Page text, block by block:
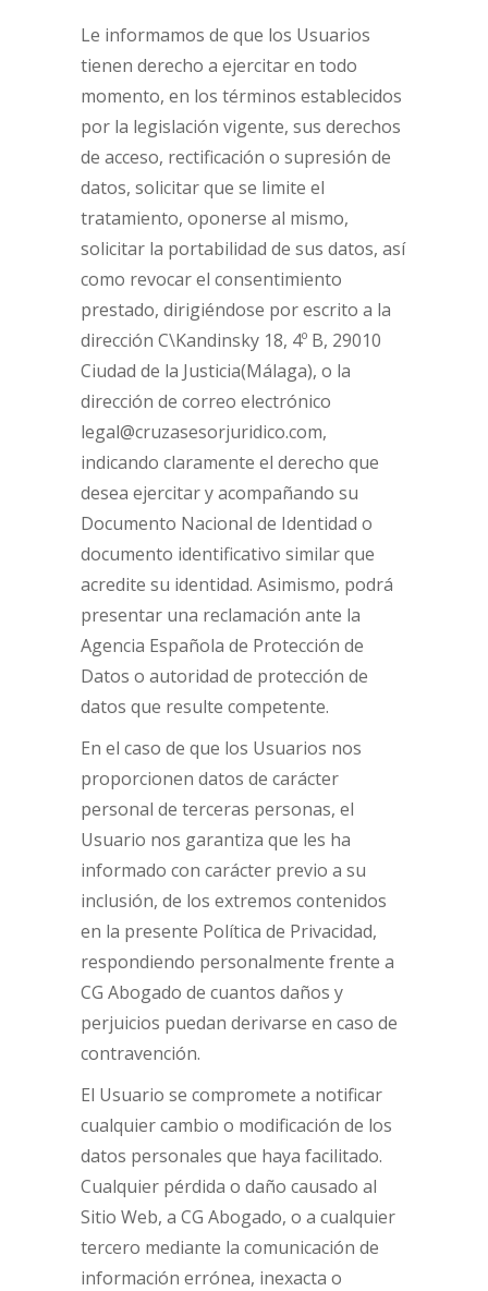
Le informamos de que los Usuarios
tienen derecho a ejercitar en todo
momento, en los términos establecidos
por la legislación vigente, sus derechos
de acceso, rectificación o supresión de
datos, solicitar que se limite el
tratamiento, oponerse al mismo,
solicitar la portabilidad de sus datos, así
como revocar el consentimiento
prestado, dirigiéndose por escrito a la
dirección C\Kandinsky 18, 4º B, 29010
Ciudad de la Justicia(Málaga), o la
dirección de correo electrónico
legal@cruzasesorjuridico.com,
indicando claramente el derecho que
desea ejercitar y acompañando su
Documento Nacional de Identidad o
documento identificativo similar que
acredite su identidad. Asimismo, podrá
presentar una reclamación ante la
Agencia Española de Protección de
Datos o autoridad de protección de
datos que resulte competente.
En el caso de que los Usuarios nos
proporcionen datos de carácter
personal de terceras personas, el
Usuario nos garantiza que les ha
informado con carácter previo a su
inclusión, de los extremos contenidos
en la presente Política de Privacidad,
respondiendo personalmente frente a
CG Abogado de cuantos daños y
perjuicios puedan derivarse en caso de
contravención.
El Usuario se compromete a notificar
cualquier cambio o modificación de los
datos personales que haya facilitado.
Cualquier pérdida o daño causado al
Sitio Web, a CG Abogado, o a cualquier
tercero mediante la comunicación de
información errónea, inexacta o